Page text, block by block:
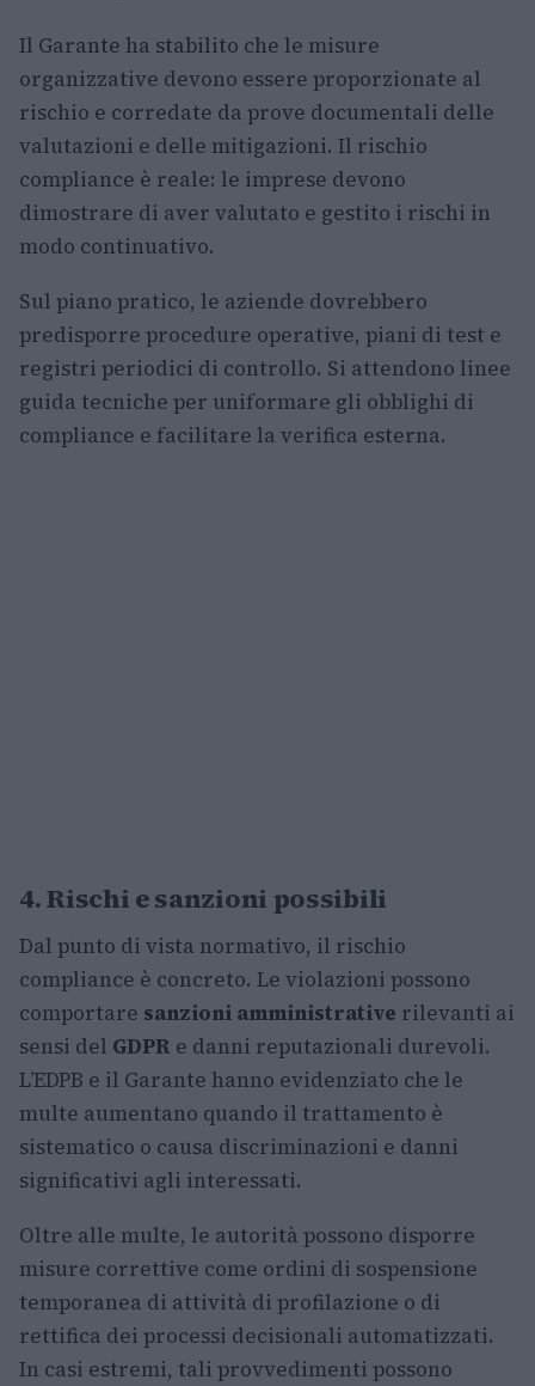
Il Garante ha stabilito che le misure
organizzative devono essere proporzionate al
rischio e corredate da prove documentali delle
valutazioni e delle mitigazioni. Il rischio
compliance è reale: le imprese devono
dimostrare di aver valutato e gestito i rischi in
modo continuativo.
Sul piano pratico, le aziende dovrebbero
predisporre procedure operative, piani di test e
registri periodici di controllo. Si attendono linee
guida tecniche per uniformare gli obblighi di
compliance e facilitare la verifica esterna.
4. Rischi e sanzioni possibili
Dal punto di vista normativo, il rischio
compliance è concreto. Le violazioni possono
comportare sanzioni amministrative rilevanti ai
sensi del GDPR e danni reputazionali durevoli.
L’EDPB e il Garante hanno evidenziato che le
multe aumentano quando il trattamento è
sistematico o causa discriminazioni e danni
significativi agli interessati.
Oltre alle multe, le autorità possono disporre
misure correttive come ordini di sospensione
temporanea di attività di profilazione o di
rettifica dei processi decisionali automatizzati.
In casi estremi, tali provvedimenti possono